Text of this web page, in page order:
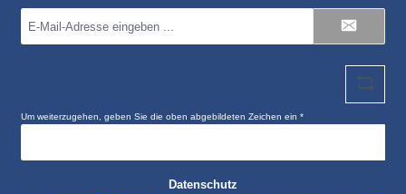
Mail-
Um weiterzugehen, geben Sie die oben abgebildeten Zeichen ein*
Datenschutz